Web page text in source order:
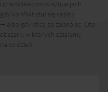
i pracodawcom w sytuacjach,
gdy konflikt stał się realny
— albo gdy chcą go zapobiec. Oto
obszary, w których działamy
na co dzień.